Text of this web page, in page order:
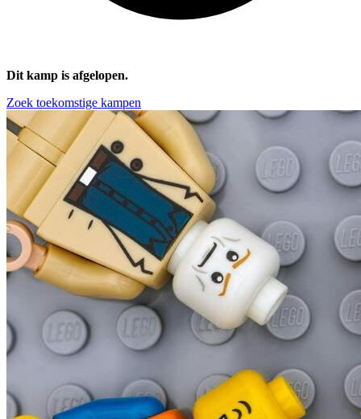
Dit kamp is afgelopen.
Zoek toekomstige kampen